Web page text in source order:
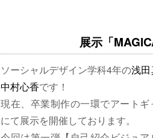
展示「
ソーシャルデザイン学科4年の浅
中村心香です！
現在、卒業制作の一環でアートギ
にて展示を開催しております。